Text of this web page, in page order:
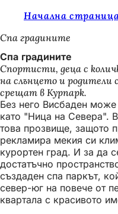
Преминаване към
и
е
с
т
е
т
у
к
:
Начална
Спа градините
Спа градините
Спортисти, деца с
на слънцето и родители
срещат в Курпарк.
Без него Висбаден
като "Ница на Севера".
това прозвище, защото
рекламира мекия си
курортен град. И за да
достатъчно
създаден спа паркът,
север-юг на повече от
квартала с красивото